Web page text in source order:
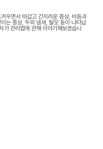
우면서 따갑고 간지러운 증상, 비듬과
는 증상, 두피 냄새, 탈모 등이 나타납
가 관리법에 관해 이야기해보겠습니